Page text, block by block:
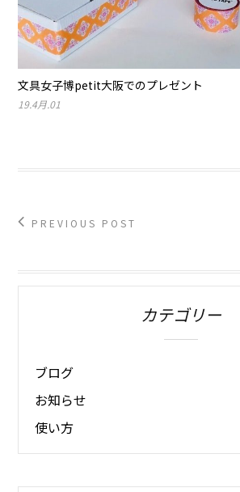
文具女子博petit大阪でのプレゼント
19.4月.01
PREVIOUS POST
カテゴリー
ブログ
お知らせ
使い方